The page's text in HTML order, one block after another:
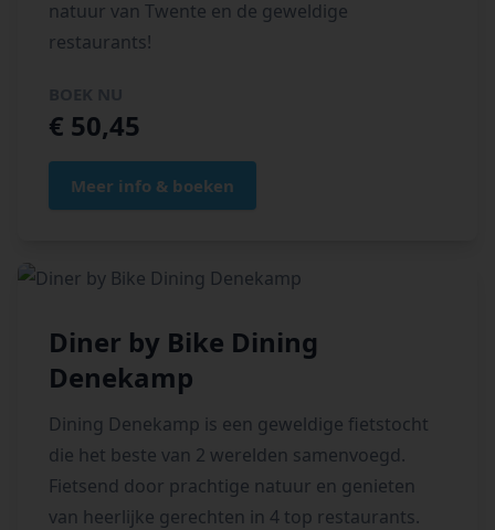
natuur van Twente en de geweldige
restaurants!
€ 50,45
Meer info & boeken
Diner by Bike Dining
Denekamp
Dining Denekamp is een geweldige fietstocht
die het beste van 2 werelden samenvoegd.
Fietsend door prachtige natuur en genieten
van heerlijke gerechten in 4 top restaurants.